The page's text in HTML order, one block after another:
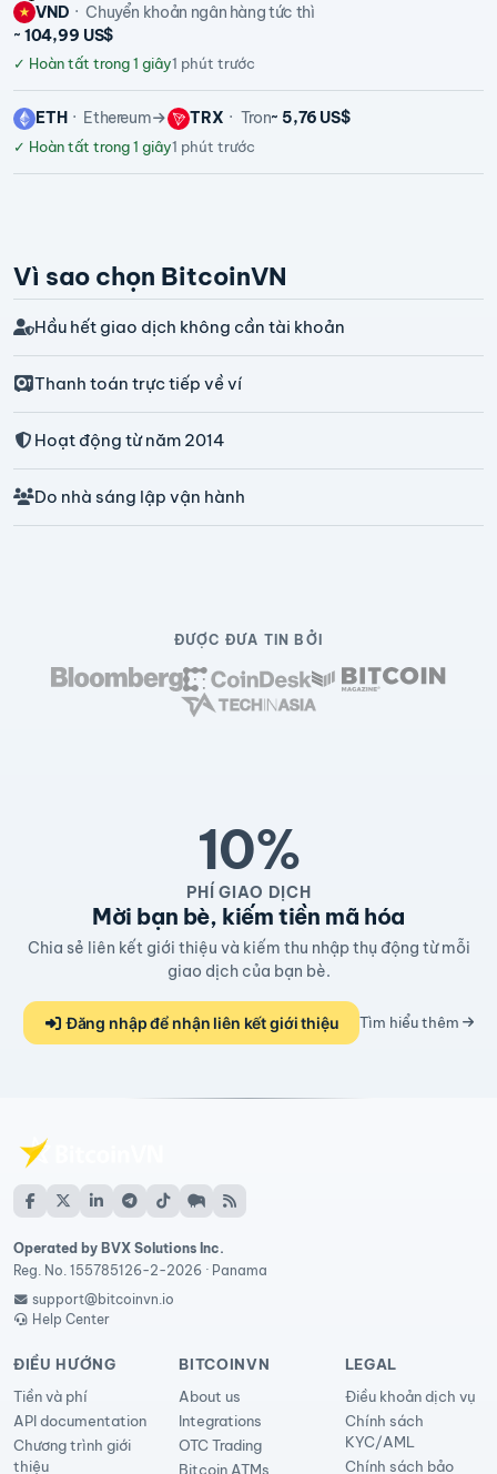
VND
Chuyển khoản ngân hàng tức thì
~ 104,99 US$
✓ Hoàn tất trong 1 giây1 phút trước
ETH Ethereum TRX Tron~ 5,76 US$
✓ Hoàn tất trong 1 giây1 phút trước
Vì sao chọn BitcoinVN
Hầu hết giao dịch không cần tài khoản
Thanh toán trực tiếp về ví
Hoạt động từ năm 2014
Do nhà sáng lập vận hành
ĐƯỢC ĐƯA TIN BỞI
10%
PHÍ GIAO DỊCH
Mời bạn bè, kiếm tiền mã hóa
Chia sẻ liên kết giới thiệu và kiếm thu nhập thụ động từ mỗi
giao dịch của bạn bè.
Đăng nhập để nhận liên kết giới thiệu Tìm hiểu thêm
Operated by BVX Solutions Inc.
Reg. No. 155785126-2-2026 · Panama
support@bitcoinvn.io
Help Center
ĐIỀU HƯỚNG
Tiền và phí
API documentation
Chương trình giới
thiệu
BITCOINVN
About us
Integrations
OTC Trading
Bitcoin ATMs
LEGAL
Điều khoản dịch vụ
Chính sách
KYC/AML
Chính sách bảo